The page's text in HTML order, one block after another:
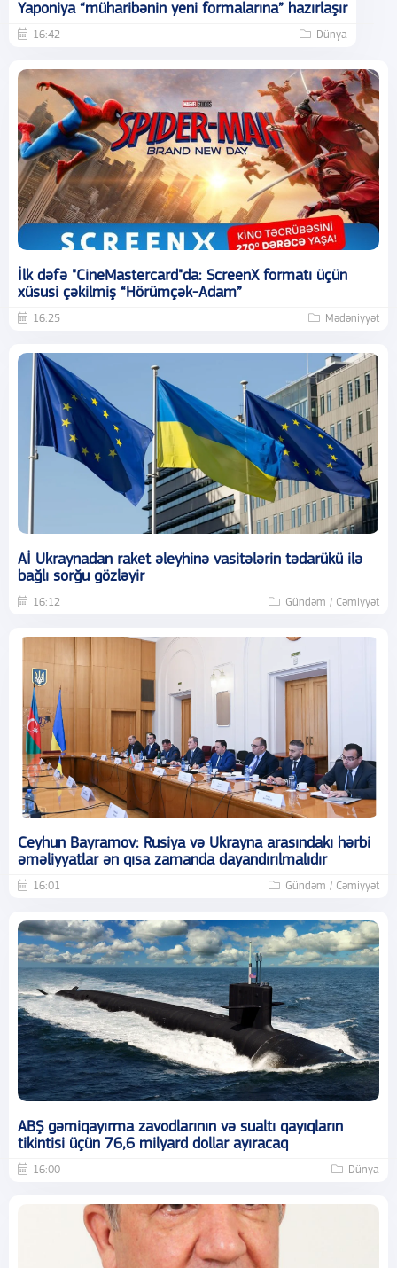
Yaponiya “müharibənin yeni formalarına” hazırlaşır
16:42 Dünya
İlk dəfə "CineMastercard"da: ScreenX formatı üçün
xüsusi çəkilmiş “Hörümçək-Adam”
16:25 Mədəniyyət
Aİ Ukraynadan raket əleyhinə vasitələrin tədarükü ilə
bağlı sorğu gözləyir
16:12 Gündəm / Cəmiyyət
Ceyhun Bayramov: Rusiya və Ukrayna arasındakı hərbi
əməliyyatlar ən qısa zamanda dayandırılmalıdır
16:01 Gündəm / Cəmiyyət
ABŞ gəmiqayırma zavodlarının və sualtı qayıqların
tikintisi üçün 76,6 milyard dollar ayıracaq
16:00 Dünya